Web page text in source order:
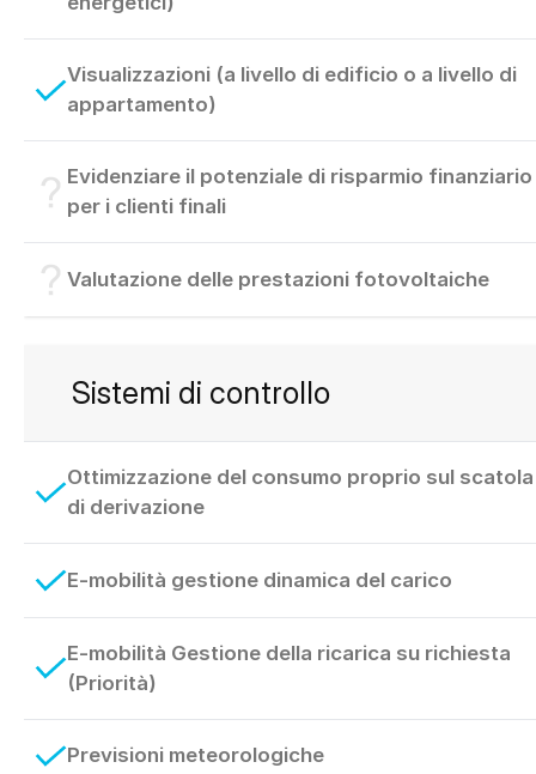
Visualizzazioni (a livello di edificio o a livello di
appartamento)
Evidenziare il potenziale di risparmio finanziario
per i clienti finali
Valutazione delle prestazioni fotovoltaiche
Sistemi di controllo
Ottimizzazione del consumo proprio sul scatola
di derivazione
E-mobilità gestione dinamica del carico
E-mobilità Gestione della ricarica su richiesta
(Priorità)
Previsioni meteorologiche